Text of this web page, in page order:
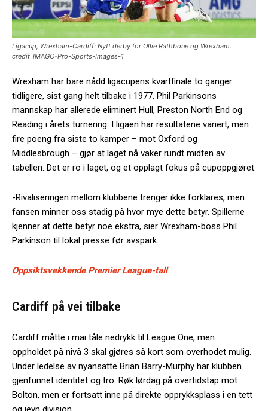
Ligacup, Wrexham-Cardiff: Nytt derby for Ollie Rathbone og Wrexham.
credit_IMAGO-Pro-Sports-Images-1
Wrexham har bare nådd ligacupens kvartfinale to ganger
tidligere, sist gang helt tilbake i 1977. Phil Parkinsons
mannskap har allerede eliminert Hull, Preston North End og
Reading i årets turnering. I ligaen har resultatene variert, men
fire poeng fra siste to kamper – mot Oxford og
Middlesbrough – gjør at laget nå vaker rundt midten av
tabellen. Det er ro i laget, og et opplagt fokus på cupoppgjøret.
-Rivaliseringen mellom klubbene trenger ikke forklares, men
fansen minner oss stadig på hvor mye dette betyr. Spillerne
kjenner at dette betyr noe ekstra, sier Wrexham-boss Phil
Parkinson til lokal presse før avspark.
Oppsiktsvekkende Premier League-tall
Cardiff på vei tilbake
Cardiff måtte i mai tåle nedrykk til League One, men
oppholdet på nivå 3 skal gjøres så kort som overhodet mulig.
Under ledelse av nyansatte Brian Barry-Murphy har klubben
gjenfunnet identitet og tro. Røk lørdag på overtidstap mot
Bolton, men er fortsatt inne på direkte opprykksplass i en tett